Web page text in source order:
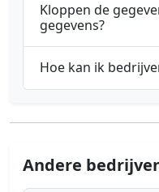
Kloppen de
gegevens?
Hoe kan ik
Andere